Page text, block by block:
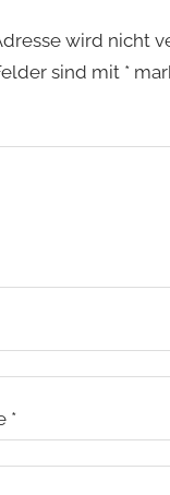
wird nicht
sind mit *
*